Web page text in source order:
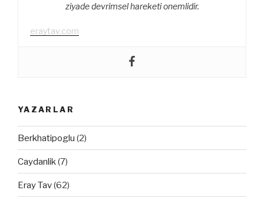
ziyade devrimsel hareketi onemlidir.
eraytav.com
YAZARLAR
Berkhatipoglu (2)
Caydanlik(7)
Eray Tav(62)